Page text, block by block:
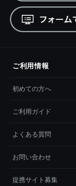
ご利用情報
初めての方へ
ご利用ガイド
よくある質問
お問い合わせ
提携サイト募集